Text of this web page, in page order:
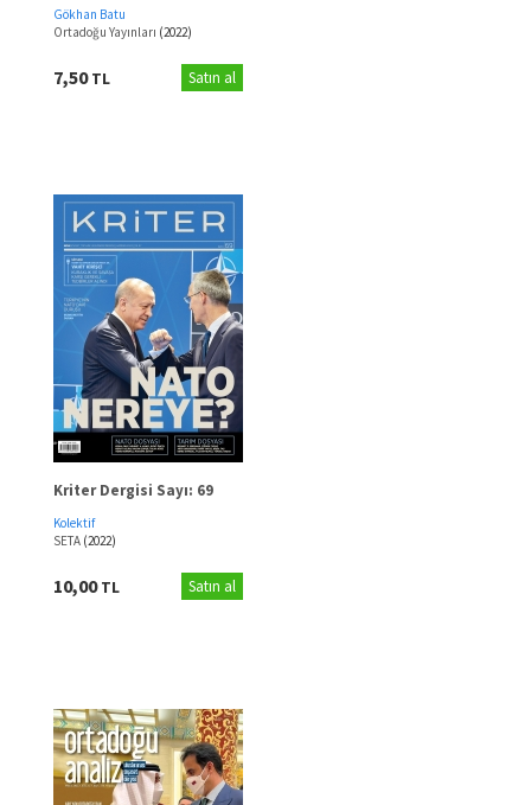
Savaşı’nın, YPG/PKK
Bağlamında Suriye’ye
Gökhan Batu
Ortadoğu Yayınları (2022)
7,50TL Satın al
Kriter Dergisi Sayı: 69
Kolektif
SETA (2022)
10,00TL Satın al